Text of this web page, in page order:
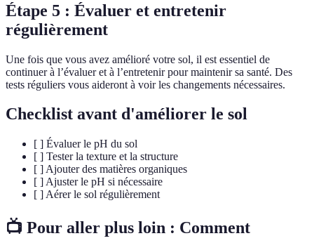
Étape 5 : Évaluer et entretenir
régulièrement
Une fois que vous avez amélioré votre sol, il est essentiel de
continuer à l’évaluer et à l’entretenir pour maintenir sa santé. Des
tests réguliers vous aideront à voir les changements nécessaires.
Checklist avant d'améliorer le sol
[ ] Évaluer le pH du sol
[ ] Tester la texture et la structure
[ ] Ajouter des matières organiques
[ ] Ajuster le pH si nécessaire
[ ] Aérer le sol régulièrement
📺 Pour aller plus loin : Comment